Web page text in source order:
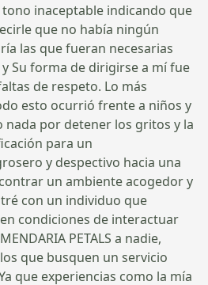
inaceptable indicando que
que no había ningún
las que fueran necesarias
Su forma de dirigirse a mí fue
de respeto. Lo más
esto ocurrió frente a niños y
nada por detener los gritos y la
para un
y despectivo hacia una
un ambiente acogedor y
con un individuo que
condiciones de interactuar
PETALS a nadie,
que busquen un servicio
que experiencias como la mía